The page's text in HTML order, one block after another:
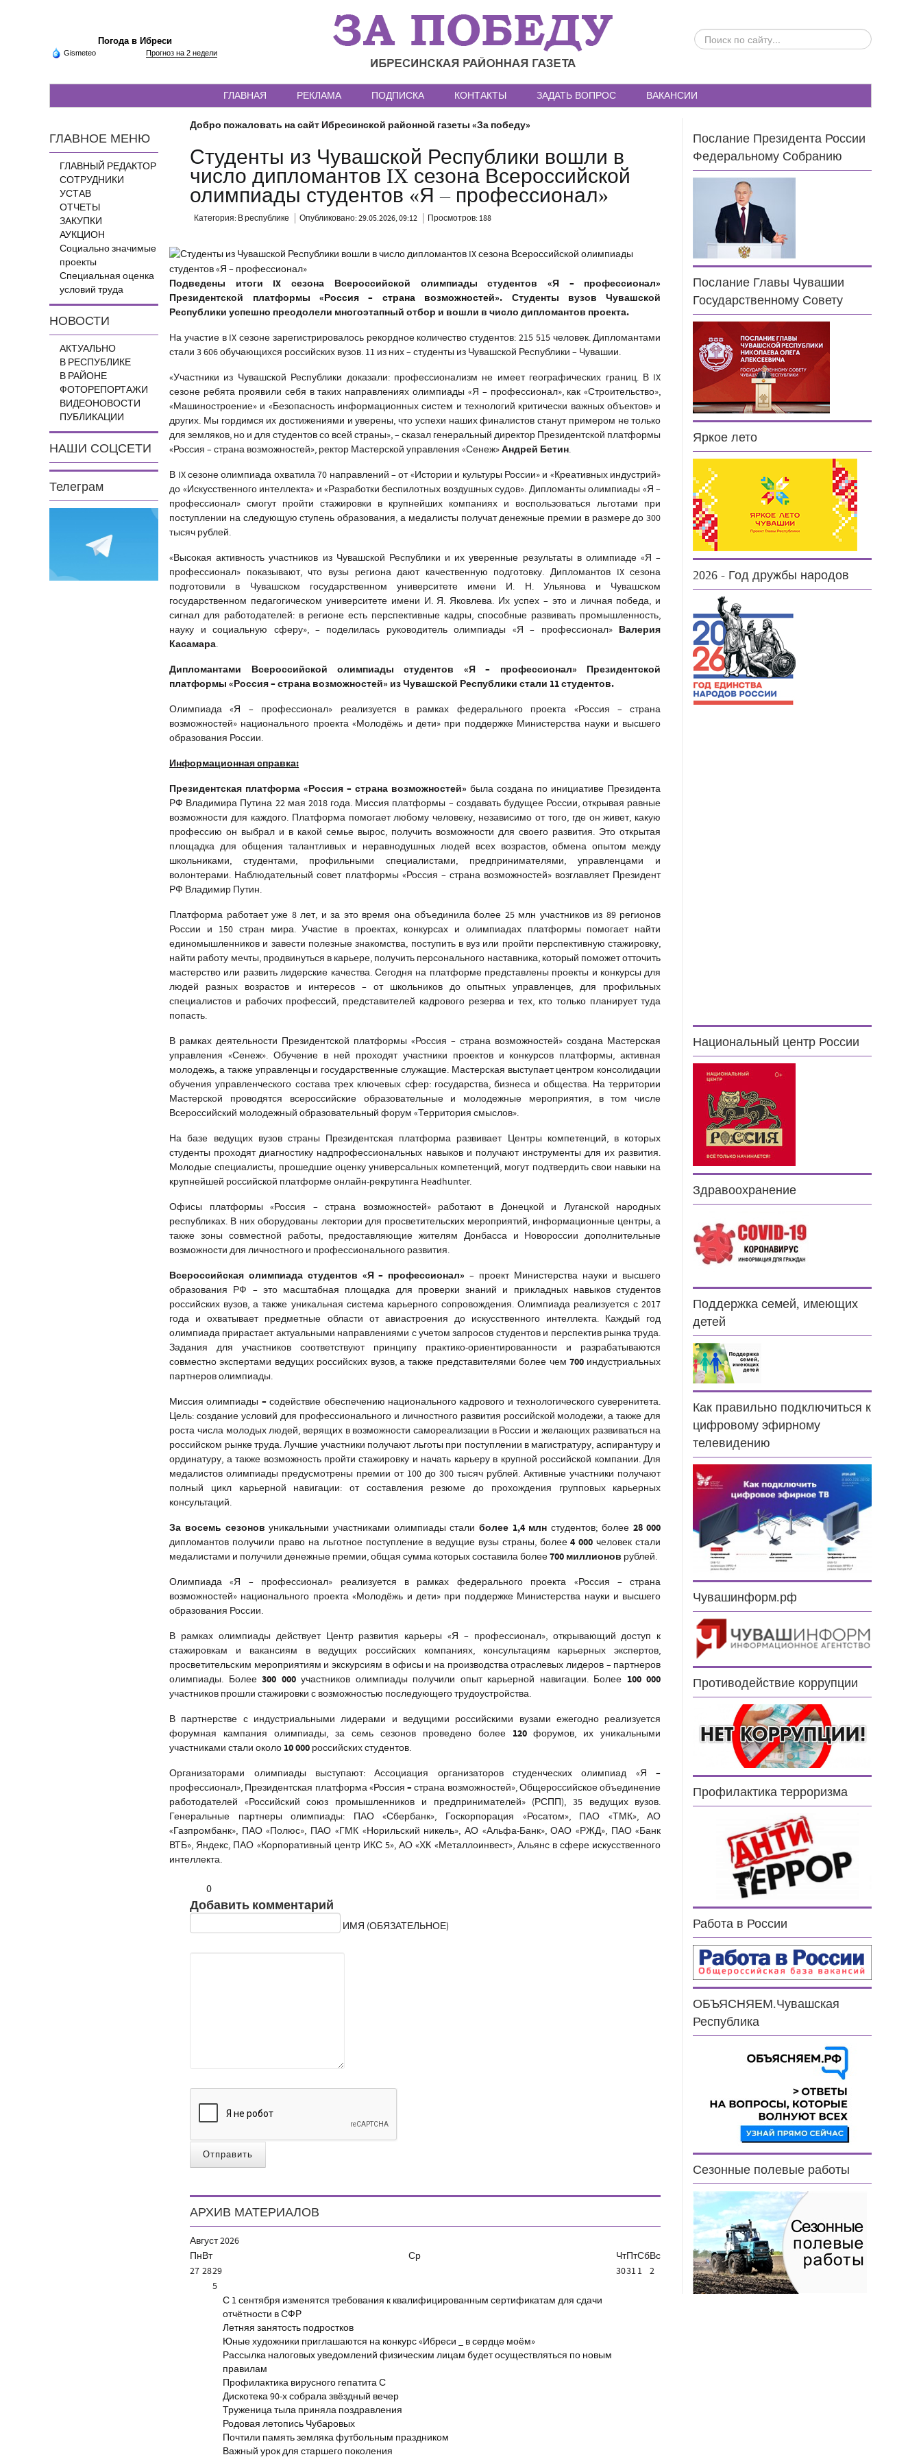
Погода в Ибреси
Gismeteo Прогноз на 2 недели
ПОИСК
ПО
ГЛАВНАЯ РЕКЛАМА ПОДПИСКА КОНТАКТЫ ЗАДАТЬ ВОПРОС ВАКАНСИИ
ГЛАВНОЕ МЕНЮ
ГЛАВНЫЙ РЕДАКТОР
СОТРУДНИКИ
УСТАВ
ОТЧЕТЫ
ЗАКУПКИ
АУКЦИОН
Социально значимые
проекты
Специальная оценка
условий труда
НОВОСТИ
АКТУАЛЬНО
В РЕСПУБЛИКЕ
В РАЙОНЕ
ФОТОРЕПОРТАЖИ
ВИДЕОНОВОСТИ
ПУБЛИКАЦИИ
НАШИ СОЦСЕТИ
Телеграм
Добро пожаловать на сайт Ибресинской районной газеты «За победу»
Студенты из Чувашской Республики вошли в
число дипломантов IX сезона Всероссийской
олимпиады студентов «Я – профессионал»
Категория: В республике Опубликовано: 29.05.2026, 09:12 Просмотров: 188
Подведены итоги IX сезона Всероссийской олимпиады студентов «Я – профессионал»
Президентской платформы «Россия – страна возможностей». Студенты вузов Чувашской
Республики успешно преодолели многоэтапный отбор и вошли в число дипломантов проекта.
На участие в IX сезоне зарегистрировалось рекордное количество студентов: 215 515 человек. Дипломантами
стали 3 606 обучающихся российских вузов. 11 из них – студенты из Чувашской Республики – Чувашии.
«Участники из Чувашской Республики доказали: профессионализм не имеет географических границ. В IX
сезоне ребята проявили себя в таких направлениях олимпиады «Я – профессионал», как «Строительство»,
«Машиностроение» и «Безопасность информационных систем и технологий критически важных объектов» и
других. Мы гордимся их достижениями и уверены, что успехи наших финалистов станут примером не только
для земляков, но и для студентов со всей страны»,– сказал генеральный директор Президентской платформы
«Россия – страна возможностей», ректор Мастерской управления «Сенеж»Андрей Бетин.
В IX сезоне олимпиада охватила 70 направлений – от «Истории и культуры России» и «Креативных индустрий»
до «Искусственного интеллекта» и «Разработки беспилотных воздушных судов». Дипломанты олимпиады «Я –
профессионал» смогут пройти стажировки в крупнейших компаниях и воспользоваться льготами при
поступлении на следующую ступень образования, а медалисты получат денежные премии в размере до 300
тысяч рублей.
«Высокая активность участников из Чувашской Республики и их уверенные результаты в олимпиаде «Я –
профессионал» показывают, что вузы региона дают качественную подготовку. Дипломантов IX сезона
подготовили в Чувашском государственном университете имени И. Н. Ульянова и Чувашском
государственном педагогическом университете имени И. Я. Яковлева. Их успех – это и личная победа, и
сигнал для работодателей: в регионе есть перспективные кадры, способные развивать промышленность,
науку и социальную сферу», – поделилась руководитель олимпиады «Я – профессионал» Валерия
Касамара.
Дипломантами Всероссийской олимпиады студентов «Я – профессионал» Президентской
платформы «Россия – страна возможностей» из Чувашской Республики стали 11 студентов.
Олимпиада «Я – профессионал» реализуется в рамках федерального проекта «Россия – страна
возможностей» национального проекта «Молодёжь и дети» при поддержке Министерства науки и высшего
образования России.
Информационная справка:
Президентская платформа «Россия – страна возможностей» была создана по инициативе Президента
РФ Владимира Путина 22 мая 2018 года. Миссия платформы – создавать будущее России, открывая равные
возможности для каждого. Платформа помогает любому человеку, независимо от того, где он живет, какую
профессию он выбрал и в какой семье вырос, получить возможности для своего развития. Это открытая
площадка для общения талантливых и неравнодушных людей всех возрастов, обмена опытом между
школьниками, студентами, профильными специалистами, предпринимателями, управленцами и
волонтерами. Наблюдательный совет платформы «Россия – страна возможностей» возглавляет Президент
РФ Владимир Путин.
Платформа работает уже 8 лет, и за это время она объединила более 25 млн участников из 89 регионов
России и 150 стран мира. Участие в проектах, конкурсах и олимпиадах платформы помогает найти
единомышленников и завести полезные знакомства, поступить в вуз или пройти перспективную стажировку,
найти работу мечты, продвинуться в карьере, получить персонального наставника, который поможет отточить
мастерство или развить лидерские качества. Сегодня на платформе представлены проекты и конкурсы для
людей разных возрастов и интересов – от школьников до опытных управленцев, для профильных
специалистов и рабочих профессий, представителей кадрового резерва и тех, кто только планирует туда
попасть.
В рамках деятельности Президентской платформы «Россия – страна возможностей» создана Мастерская
управления «Сенеж». Обучение в ней проходят участники проектов и конкурсов платформы, активная
молодежь, а также управленцы и государственные служащие. Мастерская выступает центром консолидации
обучения управленческого состава трех ключевых сфер: государства, бизнеса и общества. На территории
Мастерской проводятся всероссийские образовательные и молодежные мероприятия, в том числе
Всероссийский молодежный образовательный форум «Территория смыслов».
На базе ведущих вузов страны Президентская платформа развивает Центры компетенций, в которых
студенты проходят диагностику надпрофессиональных навыков и получают инструменты для их развития.
Молодые специалисты, прошедшие оценку универсальных компетенций, могут подтвердить свои навыки на
крупнейшей российской платформе онлайн-рекрутинга Headhunter.
Офисы платформы «Россия – страна возможностей» работают в Донецкой и Луганской народных
республиках. В них оборудованы лектории для просветительских мероприятий, информационные центры, а
также зоны совместной работы, предоставляющие жителям Донбасса и Новороссии дополнительные
возможности для личностного и профессионального развития.
Всероссийская олимпиада студентов «Я – профессионал» – проект Министерства науки и высшего
образования РФ – это масштабная площадка для проверки знаний и прикладных навыков студентов
российских вузов, а также уникальная система карьерного сопровождения. Олимпиада реализуется с 2017
года и охватывает предметные области от авиастроения до искусственного интеллекта. Каждый год
олимпиада прирастает актуальными направлениями с учетом запросов студентов и перспектив рынка труда.
Задания для участников соответствуют принципу практико-ориентированности и разрабатываются
совместно экспертами ведущих российских вузов, а также представителями более чем 700индустриальных
партнеров олимпиады.
Миссия олимпиады –содействие обеспечению национального кадрового и технологического суверенитета.
Цель: создание условий для профессионального и личностного развития российской молодежи, а также для
роста числа молодых людей, верящих в возможности самореализации в России и желающих развиваться на
российском рынке труда. Лучшие участники получают льготы при поступлении в магистратуру, аспирантуру и
ординатуру, а также возможность пройти стажировку и начать карьеру в крупной российской компании. Для
медалистов олимпиады предусмотрены премии от 100 до 300 тысяч рублей. Активные участники получают
полный цикл карьерной навигации: от составления резюме до прохождения групповых карьерных
консультаций.
За восемь сезонов уникальными участниками олимпиады сталиболее 1,4 млн студентов; более 28 000
дипломантов получили право на льготное поступление в ведущие вузы страны, более4 000человек стали
медалистами и получили денежные премии, общая сумма которых составила более700 миллионов рублей.
Олимпиада «Я – профессионал» реализуется в рамках федерального проекта «Россия – страна
возможностей» национального проекта «Молодёжь и дети» при поддержке Министерства науки и высшего
образования России.
В рамках олимпиады действует Центр развития карьеры «Я – профессионал», открывающий доступ к
стажировкам и вакансиям в ведущих российских компаниях, консультациям карьерных экспертов,
просветительским мероприятиям и экскурсиям в офисы и на производства отраслевых лидеров – партнеров
олимпиады. Более300 000участников олимпиады получили опыт карьерной навигации. Более 100 000
участников прошли стажировки с возможностью последующего трудоустройства.
В партнерстве с индустриальными лидерами и ведущими российскими вузами ежегодно реализуется
форумная кампания олимпиады, за семь сезонов проведено более 120форумов, их уникальными
участниками стали около 10 000 российских студентов.
Организаторами олимпиады выступают: Ассоциация организаторов студенческих олимпиад «Я–
профессионал», Президентская платформа «Россия–страна возможностей», Общероссийское объединение
работодателей «Российский союз промышленников и предпринимателей» (РСПП), 35 ведущих вузов.
Генеральные партнеры олимпиады: ПАО «Сбербанк», Госкорпорация «Росатом», ПАО «ТМК», АО
«Газпромбанк», ПАО «Полюс», ПАО «ГМК «Норильский никель», АО «Альфа-Банк», ОАО «РЖД», ПАО «Банк
ВТБ», Яндекс, ПАО «Корпоративный центр ИКС 5», АО «ХК «Металлоинвест», Альянс в сфере искусственного
интеллекта.
0
Добавить комментарий
ИМЯ (ОБЯЗАТЕЛЬНОЕ)
Отправить
АРХИВ МАТЕРИАЛОВ
Август2026
ПнВт Ср ЧтПтСбВс
27 2829 30311
2
5
С 1 сентября изменятся требования к квалифицированным сертификатам для сдачи
отчётности в СФР
Летняя занятость подростков
Юные художники приглашаются на конкурс «Ибреси _ в сердце моём»
Рассылка налоговых уведомлений физическим лицам будет осуществляться по новым
правилам
Профилактика вирусного гепатита С
Дискотека 90-х собрала звёздный вечер
Труженица тыла приняла поздравления
Родовая летопись Чубаровых
Почтили память земляка футбольным праздником
Важный урок для старшего поколения
Послание Президента России
Федеральному Собранию
Послание Главы Чувашии
Государственному Совету
Яркое лето
2026 - Год дружбы народов
Национальный центр России
Здравоохранение
Поддержка семей, имеющих
детей
Как правильно подключиться к
цифровому эфирному
телевидению
Чувашинформ.рф
Противодействие коррупции
Профилактика терроризма
Работа в России
ОБЪЯСНЯЕМ.Чувашская
Республика
Сезонные полевые работы